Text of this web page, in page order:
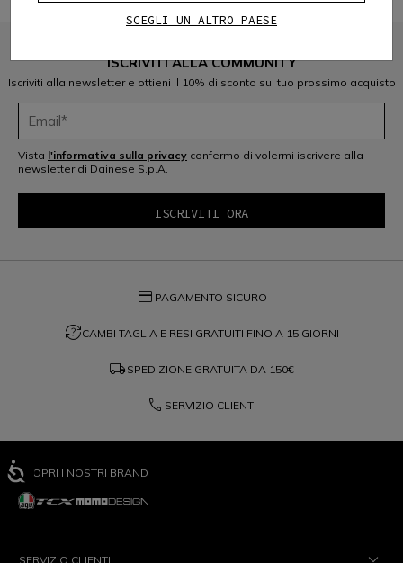
ISCRIVITI ALLA COMMUNITY
Iscriviti alla newsletter e ottieni il 10% di sconto sul tuo prossimo acquisto
Vista l'informativa sulla privacy confermo di volermi iscrivere alla
newsletter di Dainese S.p.A.
credit_card PAGAMENTO SICURO
question_exchangeCAMBI TAGLIA E RESI GRATUITI FINO A 15 GIORNI
local_shipping SPEDIZIONE GRATUITA DA 150€
phone SERVIZIO CLIENTI
SCOPRI I NOSTRI BRAND
SERVIZIO CLIENTI
SCEGLI UN ALTRO PAESE